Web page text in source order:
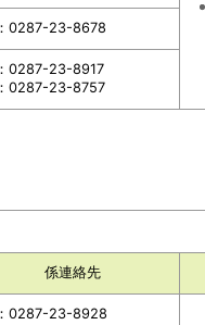
0287-23-8678
0287-23-8917
0287-23-8757
係連絡先
0287-23-8928